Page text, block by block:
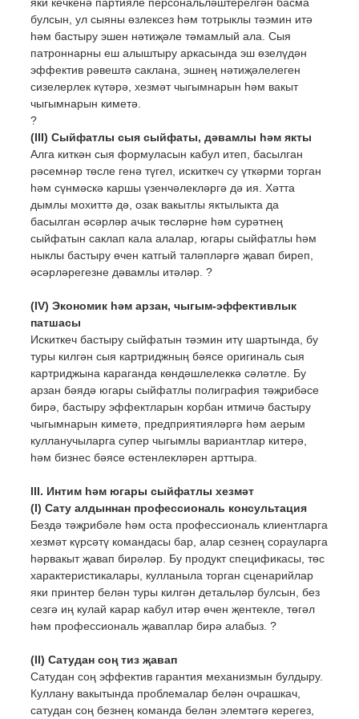
булсын, ул сыяны өзлексез һәм тотрыклы тәэмин итә
һәм бастыру эшен нәтиҗәле тәмамлый ала. Сыя
патроннарны еш алыштыру аркасында эш өзелүдән
эффектив рәвештә саклана, эшнең нәтиҗәлелеген
сизелерлек күтәрә, хезмәт чыгымнарын һәм вакыт
чыгымнарын киметә.
?
(III) Сыйфатлы сыя сыйфаты, дәвамлы һәм якты
Алга киткән сыя формуласын кабул итеп, басылган
рәсемнәр төсле генә түгел, искиткеч су үткәрми торган
һәм сүнмәскә каршы үзенчәлекләргә дә ия. Хәтта
дымлы мохиттә дә, озак вакытлы яктылыкта да
басылган әсәрләр ачык төсләрне һәм сурәтнең
сыйфатын саклап кала алалар, югары сыйфатлы һәм
ныклы бастыру өчен катгый таләпләргә җавап биреп,
әсәрләрегезне дәвамлы итәләр. ?
(IV) Экономик һәм арзан, чыгым-эффективлык
патшасы
Искиткеч бастыру сыйфатын тәэмин итү шартында, бу
туры килгән сыя картриджның бәясе оригиналь сыя
картриджына караганда көндәшлелеккә сәләтле. Бу
арзан бәядә югары сыйфатлы полиграфия тәҗрибәсе
бирә, бастыру эффектларын корбан итмичә бастыру
чыгымнарын киметә, предприятияләргә һәм аерым
кулланучыларга супер чыгымлы вариантлар китерә,
һәм бизнес бәясе өстенлекләрен арттыра.
III. Интим һәм югары сыйфатлы хезмәт
(I) Сату алдыннан профессиональ консультация
Бездә тәҗрибәле һәм оста профессиональ клиентларга
хезмәт күрсәтү командасы бар, алар сезнең сорауларга
һәрвакыт җавап бирәләр. Бу продукт спецификасы, төс
характеристикалары, кулланыла торган сценарийлар
яки принтер белән туры килгән детальләр булсын, без
сезгә иң кулай карар кабул итәр өчен җентекле, төгәл
һәм профессиональ җаваплар бирә алабыз. ?
(II) Сатудан соң тиз җавап
Сатудан соң эффектив гарантия механизмын булдыру.
Куллану вакытында проблемалар белән очрашкач,
сатудан соң безнең команда белән элемтәгә керегез,